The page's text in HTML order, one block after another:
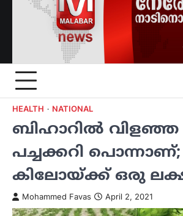
HEALTH NATIONAL
ബിഹാറിൽ
പച്ചക്കറി പൊന്നാണ്;
കിലോയ്ക്ക് ഒരു
Mohammed Favas April 2, 2021